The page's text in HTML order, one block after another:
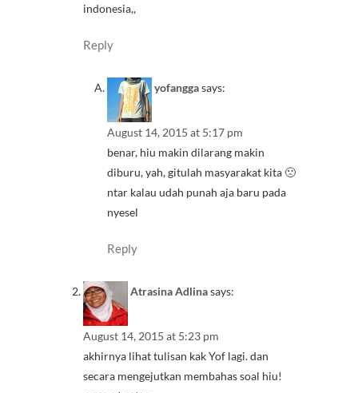
indonesia,,
Reply
yofanggasays:
August 14, 2015 at 5:17 pm
benar, hiu makin dilarang makin
diburu, yah, gitulah masyarakat kita 🙁
ntar kalau udah punah aja baru pada
nyesel
Reply
Atrasina Adlinasays:
August 14, 2015 at 5:23 pm
akhirnya lihat tulisan kak Yof lagi. dan
secara mengejutkan membahas soal hiu!